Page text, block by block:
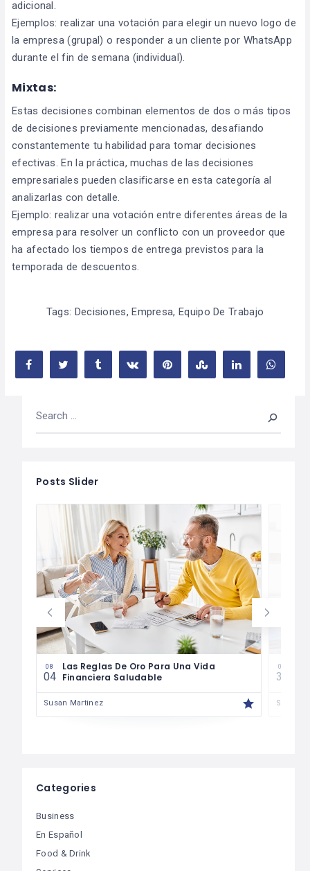
adicional.
Ejemplos: realizar una votación para elegir un nuevo logo de
la empresa (grupal) o responder a un cliente por WhatsApp
durante el fin de semana (individual).
Mixtas:
Estas decisiones combinan elementos de dos o más tipos
de decisiones previamente mencionadas, desafiando
constantemente tu habilidad para tomar decisiones
efectivas. En la práctica, muchas de las decisiones
empresariales pueden clasificarse en esta categoría al
analizarlas con detalle.
Ejemplo: realizar una votación entre diferentes áreas de la
empresa para resolver un conflicto con un proveedor que
ha afectado los tiempos de entrega previstos para la
temporada de descuentos.
Tags: Decisiones,Empresa,Equipo De Trabajo
Posts Slider
08
04
Las Reglas De Oro Para Una Vida
Financiera Saludable
Susan Martinez
07
30
Susan
Categories
Business
En Español
Food & Drink